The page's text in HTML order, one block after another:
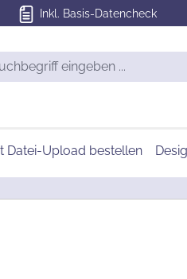
Inkl. Basis-Datencheck
Datei-Upload bestellen